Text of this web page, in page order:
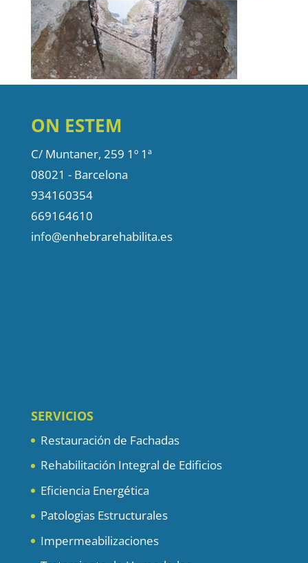
ON ESTEM
C/ Muntaner, 259 1º 1ª
08021 - Barcelona
934160354
669164610
info@enhebrarehabilita.es
SERVICIOS
Restauración de Fachadas
Rehabilitación Integral de Edificios
Eficiencia Energética
Patologias Estructurales
Impermeabilizaciones